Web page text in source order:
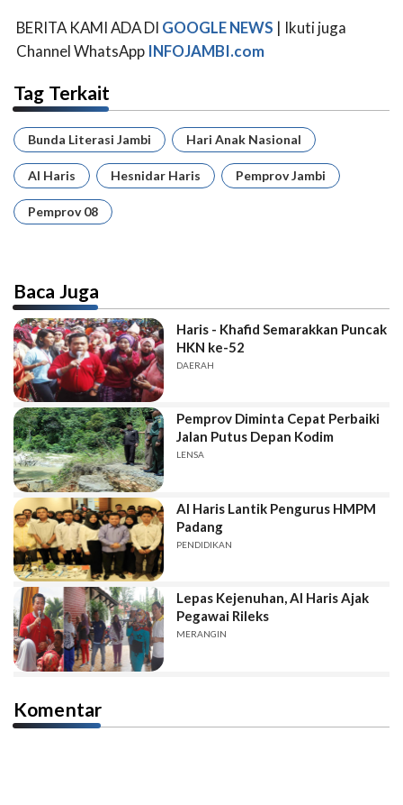
BERITA KAMI ADA DI GOOGLE NEWS | Ikuti juga
Channel WhatsApp INFOJAMBI.com
Tag Terkait
Bunda Literasi Jambi Hari Anak Nasional
Al Haris Hesnidar Haris Pemprov Jambi
Pemprov 08
Baca Juga
Haris - Khafid Semarakkan Puncak
HKN ke-52
DAERAH
Pemprov Diminta Cepat Perbaiki
Jalan Putus Depan Kodim
LENSA
Al Haris Lantik Pengurus HMPM
Padang
PENDIDIKAN
Lepas Kejenuhan, Al Haris Ajak
Pegawai Rileks
MERANGIN
Komentar